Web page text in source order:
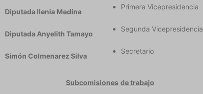
Diputada llenia Medína
Primera Vicepresidencia
Diputada Anyelith Tamayo
Segunda Vicepresidencia
Simón Colmenarez Silva
Secretario
Subcomisiones de trabajo